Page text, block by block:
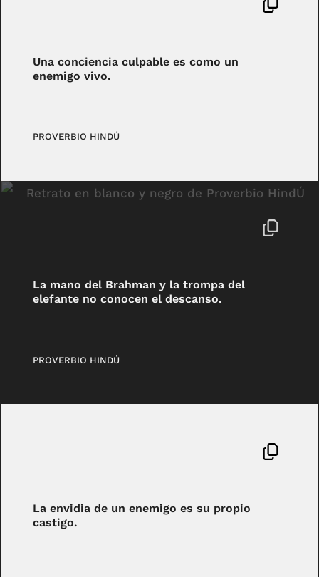
Una conciencia culpable es como un
enemigo vivo.
PROVERBIO HINDÚ
La mano del Brahman y la trompa del
elefante no conocen el descanso.
PROVERBIO HINDÚ
La envidia de un enemigo es su propio
castigo.